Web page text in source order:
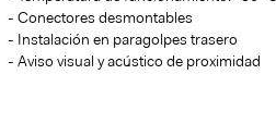
- Conectores desmontables
- Instalación en paragolpes trasero
- Aviso visual y acústico de proximidad